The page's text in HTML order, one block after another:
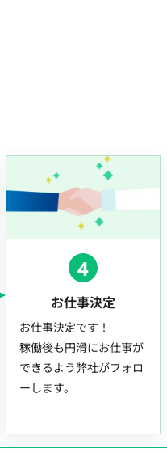
4
お仕事決定
お仕事決定です！
稼働後も円滑にお仕事が
できるよう弊社がフォロ
ーします。